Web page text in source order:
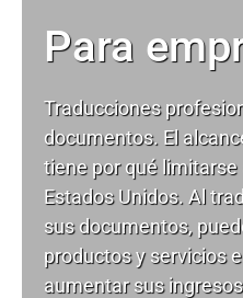
Para
Traducciones
documentos. El
tiene por qué limitarse
Estados Unidos. Al
sus documentos,
productos y servicios
aumentar sus